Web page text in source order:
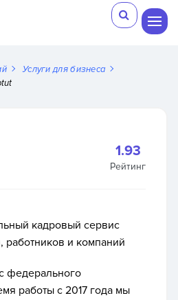
Услуги для бизнеса
1.93
Рейтинг
кадровый сервис
работников и компаний
федерального
работы с 2017 года мы